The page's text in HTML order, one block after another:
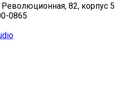
Революционная, 82, корпус 5
0865